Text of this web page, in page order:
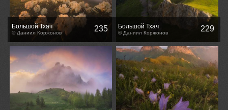
Большой Тхач
© Даниил Коржонов 235 Большой Тхач
© Даниил Коржонов 229